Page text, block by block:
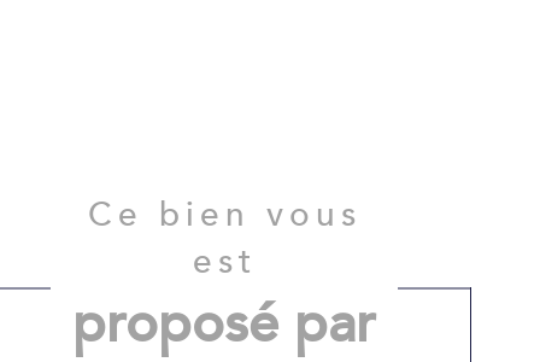
Ce bien vous
est
proposé par